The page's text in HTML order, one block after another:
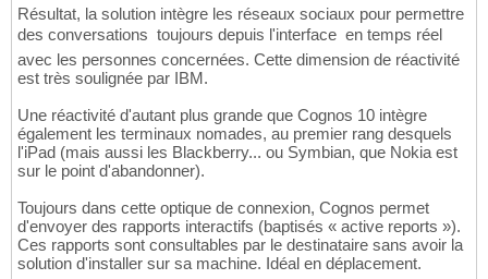
Résultat, la solution intègre les réseaux sociaux pour permettre
des conversations  toujours depuis l'interface  en temps réel
avec les personnes concernées. Cette dimension de réactivité
est très soulignée par IBM.
Une réactivité d'autant plus grande que Cognos 10 intègre
également les terminaux nomades, au premier rang desquels
l'iPad (mais aussi les Blackberry... ou Symbian, que Nokia est
sur le point d'abandonner).
Toujours dans cette optique de connexion, Cognos permet
d'envoyer des rapports interactifs (baptisés « active reports »).
Ces rapports sont consultables par le destinataire sans avoir la
solution d'installer sur sa machine. Idéal en déplacement.